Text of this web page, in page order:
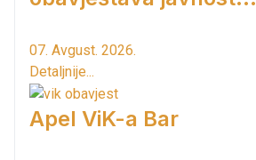
07. Avgust. 2026.
Detaljnije...
Apel ViK-a Bar